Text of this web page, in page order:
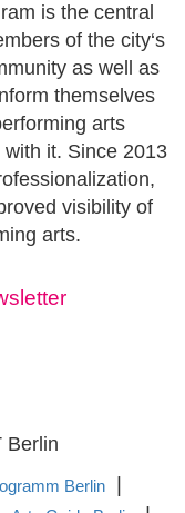
is the central
of the city‘s
as well as
themselves
arts
it. Since 2013
visibility of
arts.
Berlin
Berlin|